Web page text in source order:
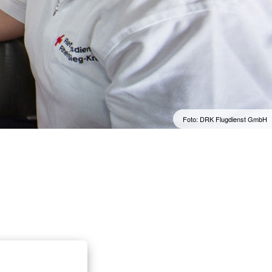
& Sanitätsdienste
Foto: DRK Flugdienst GmbH